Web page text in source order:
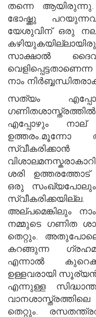
തന്നെ
ഭോഷ്ക്കു
യേശുവിന് ഒരു
സാക്ഷാല്‍
നാം
സത്യം
എപ്പോഴും
ഉത്തരം.മൂന്നോ
ശരി
ഒരു സംഖ്യപോലും
അല്പമെങ്കിലും
നമ്മുടെ ഗണിത
തെറ്റും.
കറങ്ങുന്ന
എന്നാല്‍
ഉള്ളവരായി
എന്നുള്ള
തെറ്റും.